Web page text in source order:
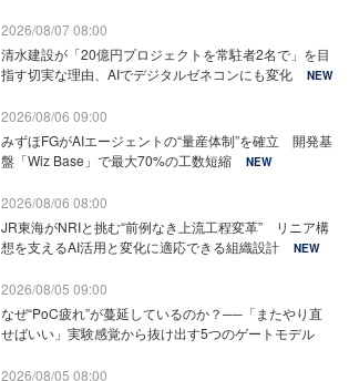
2026/08/07 08:00
清水建設が「20億円プロジェクトを常駐者2名で」を目
指す切実な理由、AIでデジタルゼネコンにも変化
NEW
2026/08/06 09:00
みずほFGがAIエージェントの“量産体制”を確立 開発基
盤「Wiz Base」で最大70%の工数短縮
NEW
2026/08/06 08:00
JR東海がNRIと挑む“前例なき上流工程変革” リニア構
想を支えるAI活用と変化に適応できる組織設計
NEW
2026/08/05 09:00
なぜ“PoC疲れ”が蔓延しているのか？──「またやり直
せばいい」実験感覚から抜け出す5つのゲートモデル
2026/08/05 08:00